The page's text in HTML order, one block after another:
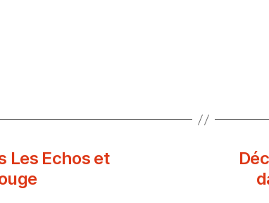
Les Echos et